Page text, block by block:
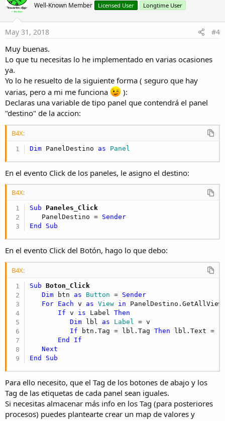
Well-Known Member Licensed User Longtime User
May 31, 2018 #4
Muy buenas.
Lo que tu necesitas lo he implementado en varias ocasiones
ya.
Yo lo he resuelto de la siguiente forma ( seguro que hay
varias, pero a mi me funciona
):
Declaras una variable de tipo panel que contendrá el panel
"destino" de la accion:
B4X:
Dim PanelDestino as Panel
En el evento Click de los paneles, le asigno el destino:
B4X:
Sub Paneles_Click
   PanelDestino =
Sender
End
Sub
En el evento Click del Botón, hago lo que debo:
B4X:
Sub Boton_Click
Dim btn as Button = Sender
For Each v as View in
If v is Label Then
Dim lbl as Label
= v
If btn.Tag = lbl.Tag Then lbl.Text =
End
If
Next
End
Sub
Para ello necesito, que el Tag de los botones de abajo y los
Tag de las etiquetas de cada panel sean iguales.
Si necesitas almacenar más info en los Tag (para posteriores
procesos) puedes plantearte crear un map de valores y